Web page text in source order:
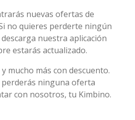
nuevas ofertas de
no quieres perderte ningún
nuestra aplicación
estarás actualizado.
mucho más con descuento.
ninguna oferta
con nosotros, tu Kimbino.